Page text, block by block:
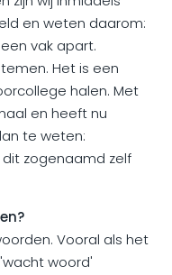
en weten daarom:
vak apart.
Het is een
halen. Met
en heeft nu
te weten:
zogenaamd zelf
Vooral als het
woord'